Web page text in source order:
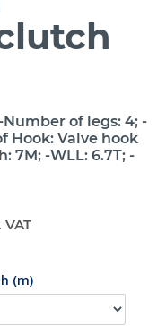
of legs: 4; -
Hook: Valve hook
7M; -WLL: 6.7T; -
VAT
(m)